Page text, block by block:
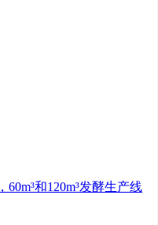
和120m³发酵生产线